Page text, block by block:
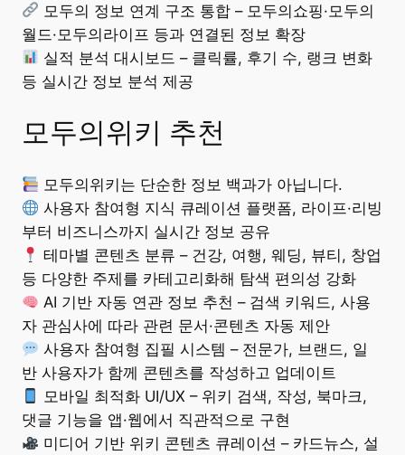
모두의 정보 연계 구조 통합 – 모두의쇼핑·모두의
월드·모두의라이프 등과 연결된 정보 확장
실적 분석 대시보드 – 클릭률, 후기 수, 랭크 변화
등 실시간 정보 분석 제공
모두의위키 추천
모두의위키는 단순한 정보 백과가 아닙니다.
사용자 참여형 지식 큐레이션 플랫폼, 라이프·리빙
부터 비즈니스까지 실시간 정보 공유
테마별 콘텐츠 분류 – 건강, 여행, 웨딩, 뷰티, 창업
등 다양한 주제를 카테고리화해 탐색 편의성 강화
AI 기반 자동 연관 정보 추천 – 검색 키워드, 사용
자 관심사에 따라 관련 문서·콘텐츠 자동 제안
사용자 참여형 집필 시스템 – 전문가, 브랜드, 일
반 사용자가 함께 콘텐츠를 작성하고 업데이트
모바일 최적화 UI/UX – 위키 검색, 작성, 북마크,
댓글 기능을 앱·웹에서 직관적으로 구현
미디어 기반 위키 콘텐츠 큐레이션 – 카드뉴스, 설